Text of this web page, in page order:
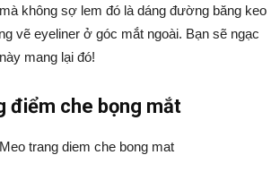
không sợ lem đó là dáng đường băng keo
vẽ eyeliner ở góc mắt ngoài. Bạn sẽ ngạc
mang lại đó!
điểm che bọng mắt